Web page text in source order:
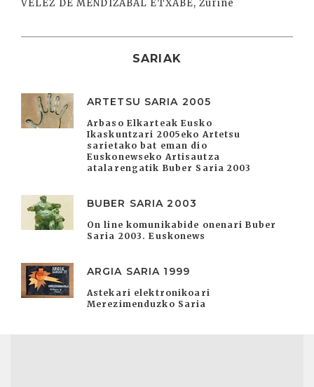
VELEZ DE MENDIZABAL ETXABE, Zuriñe
SARIAK
ARTETSU SARIA 2005
Arbaso Elkarteak Eusko
Ikaskuntzari 2005eko Artetsu
sarietako bat eman dio
Euskonewseko Artisautza
atalarengatik Buber Saria 2003
BUBER SARIA 2003
On line komunikabide onenari Buber
Saria 2003. Euskonews
ARGIA SARIA 1999
Astekari elektronikoari
Merezimenduzko Saria